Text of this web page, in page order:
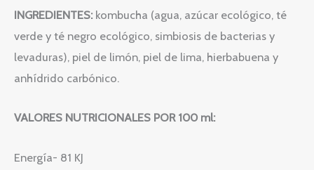
INGREDIENTES: kombucha (agua, azúcar ecológico, té
verde y té negro ecológico, simbiosis de bacterias y
levaduras), piel de limón, piel de lima, hierbabuena y
anhídrido carbónico.
VALORES NUTRICIONALES POR 100 ml:
Energía- 81 KJ